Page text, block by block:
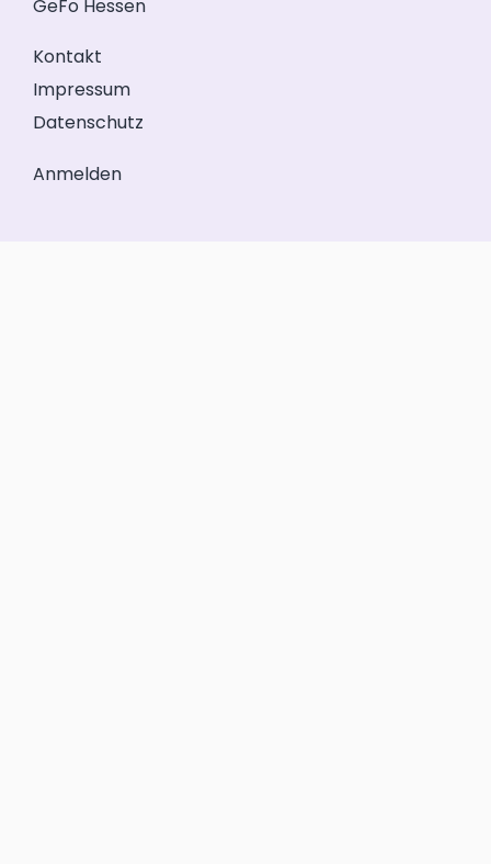
GeFo Hessen
Kontakt
Impressum
Datenschutz
Anmelden